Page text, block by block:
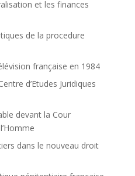
et les finances
de la procedure
française en 1984
d’Etudes Juridiques
devant la Cour
dans le nouveau droit